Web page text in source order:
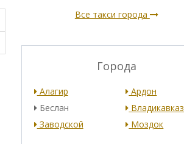
Все такси города
Города
Алагир
Ардон
Беслан
Владикавказ
Заводской
Моздок